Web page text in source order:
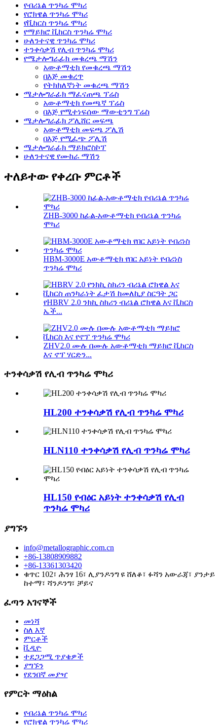
የብሪኔል ጥንካሬ ሞካሪ
የሮክዌል ጥንካሬ ሞካሪ
የቪከርስ ጥንካሬ ሞካሪ
የማይክሮ ቪከርስ ጥንካሬ ሞካሪ
ሁለንተናዊ ጥንካሬ ሞካሪ
ተንቀሳቃሽ የሊብ ጥንካሬ ሞካሪ
የሜታሎግራፊክ መቁረጫ ማሽን
አውቶማቲክ የመቁረጫ ማሽን
በእጅ መቁረጥ
የትክክለኛነት መቁረጫ ማሽን
ሜታሎግራፊክ ማፈናጠጫ ፕሬስ
አውቶማቲክ የመጫኛ ፕሬስ
በእጅ የሚተነፍሰው ማውቲንግ ፕሬስ
ሜታሎግራፊክ ፖሊሸር መፍጫ
አውቶማቲክ መፍጫ ፖሊሽ
በእጅ የሚፈጭ ፖሊሽ
ሜታሎግራፊክ ማይክሮስኮፕ
ሁለንተናዊ የሙከራ ማሽን
ተለይተው የቀረቡ ምርቶች
ZHB-3000 ከፊል-አውቶማቲክ የብሪኔል ጥንካሬ
ሞካሪ
HBM-3000E አውቶማቲክ የበር አይነት የብሪነስ
ጥንካሬ ሞካሪ
የHBRV 2.0 ንክኪ ስክሪን ብሪኔል ሮክዌል እና ቪከርስ
ኤች...
ZHV2.0 ሙሉ በሙሉ አውቶማቲክ ማይክሮ ቪከርስ
እና ኖፕ ሃርድን...
ተንቀሳቃሽ የሊብ ጥንካሬ ሞካሪ
HL200 ተንቀሳቃሽ የሊብ ጥንካሬ ሞካሪ
HLN110 ተንቀሳቃሽ የሊብ ጥንካሬ ሞካሪ
HL150 የብዕር አይነት ተንቀሳቃሽ የሊብ
ጥንካሬ ሞካሪ
ያግኙን
info@metallographic.com.cn
+86-13808909882
+86-13361303420
ቁጥር 102፣ ሕንፃ 16፣ ሊያንዶንግ ዩ ሸለቆ፣ ፉሻን አውራጃ፣ ያንታይ
ከተማ፣ ሻንዶንግ፣ ቻይና
ፈጣን አገናኞች
መነሻ
ስለ እኛ
ምርቶች
ቪዲዮ
ተደጋጋሚ ጥያቄዎች
ያግኙን
የደንበኛ መያዣ
የምርት ማዕከል
የብሪኔል ጥንካሬ ሞካሪ
የሮክዌል ጥንካሬ ሞካሪ